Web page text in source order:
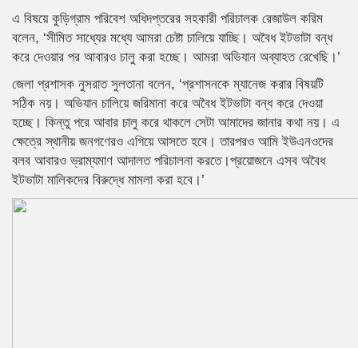
এ বিষয়ে কুড়িগ্রাম পরিবেশ অধিদপ্তরের সহকারী পরিচালক রেজাউল করিম
বলেন, ‘সীমিত সাধ্যের মধ্যে আমরা চেষ্টা চালিয়ে যাচ্ছি। অবৈধ ইটভাটা বন্ধ
করে দেওয়ার পর আবারও চালু করা হচ্ছে। আমরা অভিযান অব্যাহত রেখেছি।’
জেলা প্রশাসক নুসরাত সুলতানা বলেন, ‘প্রশাসনকে ম্যানেজ করার বিষয়টি
সঠিক নয়। অভিযান চালিয়ে জরিমানা করে অবৈধ ইটভাটা বন্ধ করে দেওয়া
হচ্ছে। কিন্তু পরে আবার চালু করে থাকলে সেটা আমাদের জানার কথা নয়। এ
ক্ষেত্রে স্থানীয় জনগণেরও এগিয়ে আসতে হবে। তারপরও আমি ইউএনওদের
বলব আবারও ভ্রাম্যমাণ আদালত পরিচালনা করতে।প্রয়োজনে এসব অবৈধ
ইটভাটা মালিকদের বিরুদ্ধে মামলা করা হবে।’